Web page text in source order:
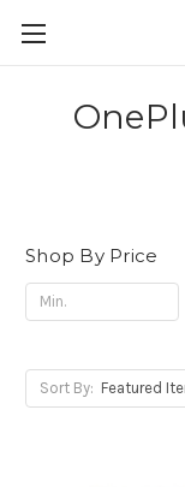
Shop By Price
Sort By: